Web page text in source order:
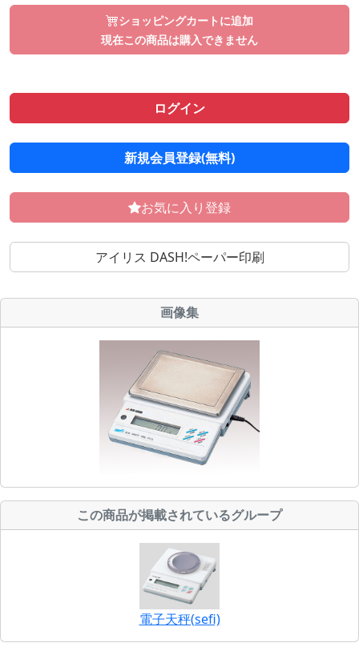
ショッピングカートに追加
現在この商品は購入できません
ログイン
新規会員登録(無料)
お気に入り登録
アイリス DASH!ペーパー印刷
画像集
この商品が掲載されているグループ
電子天秤(sefi)